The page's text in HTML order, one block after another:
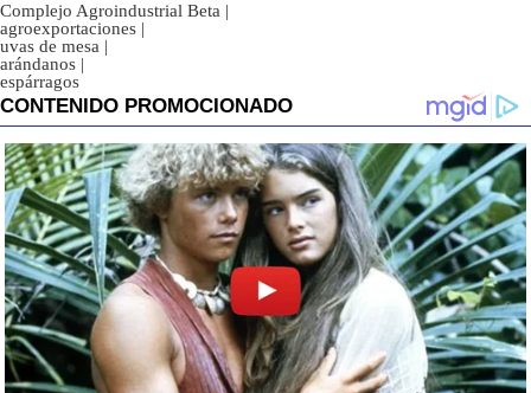
Complejo Agroindustrial Beta |
agroexportaciones |
uvas de mesa |
arándanos |
espárragos